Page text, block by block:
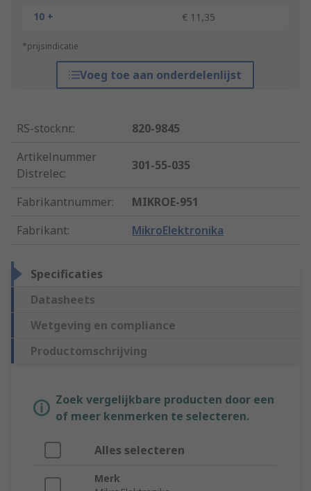
10 +
€ 11,35
*prijsindicatie
Voeg toe aan onderdelenlijst
RS-stocknr.:
820-9845
Artikelnummer
Distrelec:
301-55-035
Fabrikantnummer:
MIKROE-951
Fabrikant: MikroElektronika
Specificaties
Datasheets
Wetgeving en compliance
Productomschrijving
Zoek vergelijkbare producten door een
of meer kenmerken te selecteren.
Alles selecteren
Merk